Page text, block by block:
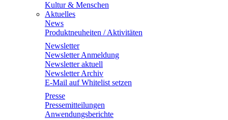
Kultur & Menschen
Aktuelles
News
Produktneuheiten / Aktivitäten
Newsletter
Newsletter Anmeldung
Newsletter aktuell
Newsletter Archiv
E-Mail auf Whitelist setzen
Presse
Pressemitteilungen
Anwendungsberichte